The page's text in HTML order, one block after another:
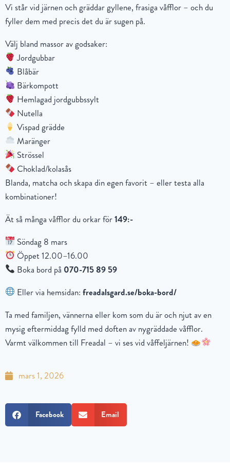
Vi står vid järnen och gräddar gyllene, frasiga våfflor – och du
fyller dem med precis det du är sugen på.
Välj bland massor av godsaker:
Jordgubbar
Blåbär
Bärkompott
Hemlagad jordgubbssylt
Nutella
Vispad grädde
Maränger
Strössel
Choklad/kolasås
Blanda, matcha och skapa din egen favorit – eller testa alla
kombinationer!
Ät så många våfflor du orkar för149:-
Söndag 8 mars
Öppet 12.00–16.00
Boka bord på 070-715 89 59
Eller via hemsidan:freadalsgard.se/boka-bord/
Ta med familjen, vännerna eller kom som du är och njut av en
mysig eftermiddag fylld med doften av nygräddade våfflor.
Varmt välkommen till Freadal – vi ses vid våffeljärnen!
mars 1, 2026
Facebook Email